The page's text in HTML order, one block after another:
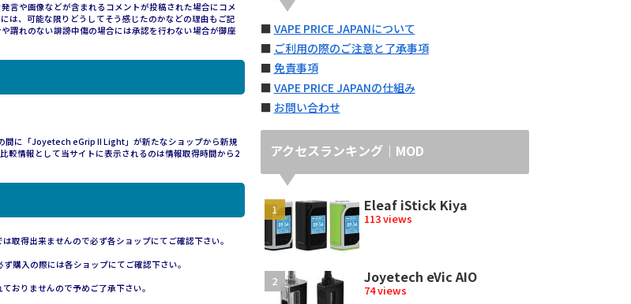
言や画像などが含まれるコメントが投稿された場合にコメ
は、可能な限りどうしてそう感じたのかなどの理由もご記
謂れのない誹謗中傷の場合には承認を行わない場合が御座
間に「Joyetech eGrip II Light」が新たなショップから新規
較情報として当サイトに表示されるのは情報取得時間から2
取得出来ませんので必ず各ショップにてご確認下さい。
購入の際には各ショップにてご確認下さい。
おりませんので予めご了承下さい。
■ VAPE PRICE JAPANについて
■ ご利用の際のご注意と了承事項
■ 免責事項
■ VAPE PRICE JAPANの仕組み
■ お問い合わせ
アクセスランキング｜MOD
Eleaf iStick Kiya
113 views
Joyetech eVic AIO
74 views